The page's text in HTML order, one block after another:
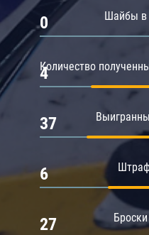
Шайбы в
0
Количество
4
37
6
27